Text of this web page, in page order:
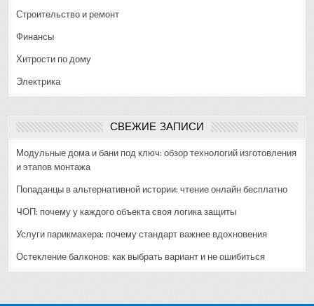
Строительство и ремонт
Финансы
Хитрости по дому
Электрика
СВЕЖИЕ ЗАПИСИ
Модульные дома и бани под ключ: обзор технологий изготовления
и этапов монтажа
Попаданцы в альтернативной истории: чтение онлайн бесплатно
ЧОП: почему у каждого объекта своя логика защиты
Услуги парикмахера: почему стандарт важнее вдохновения
Остекление балконов: как выбрать вариант и не ошибиться